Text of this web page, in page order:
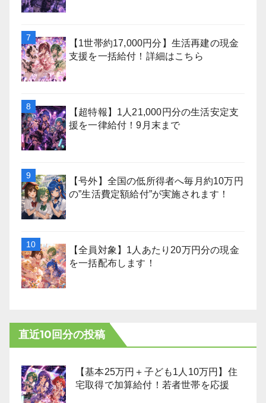
【1世帯約17,000円分】生活再建の現金
支援を一括給付！詳細はこちら
【超特報】1人21,000円分の生活安定支
援を一律給付！9月末まで
【号外】全国の低所得者へ毎月約10万円
の”生活費定額給付”が実施されます！
【全員対象】1人あたり20万円分の現金
を一括配布します！
直近10回分の投稿
【基本25万円＋子ども1人10万円】住
宅取得で加算給付！若者世帯を応援